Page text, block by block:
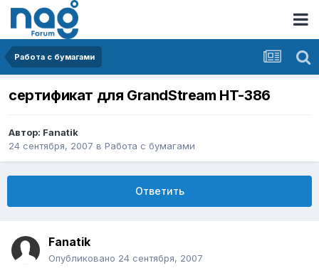
Работа с бумагами
сертификат для GrandStream HT-386
Автор: Fanatik
24 сентября, 2007 в Работа с бумагами
Ответить
Fanatik
Опубликовано 24 сентября, 2007